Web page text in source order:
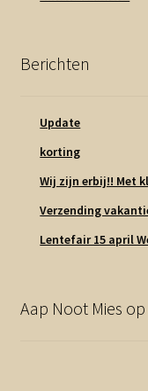
Berichten
Update
korting
Wij zijn erbij!! Met
Verzending
Lentefair 15 april
Aap Noot Mies